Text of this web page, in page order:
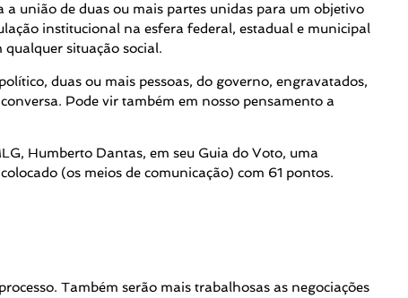
a união de duas ou mais partes unidas para um objetivo
institucional na esfera federal, estadual e municipal
situação social.
duas ou mais pessoas, do governo, engravatados,
Pode vir também em nosso pensamento a
Humberto Dantas, em seu Guia do Voto, uma
(os meios de comunicação) com 61 pontos.
Também serão mais trabalhosas as negociações